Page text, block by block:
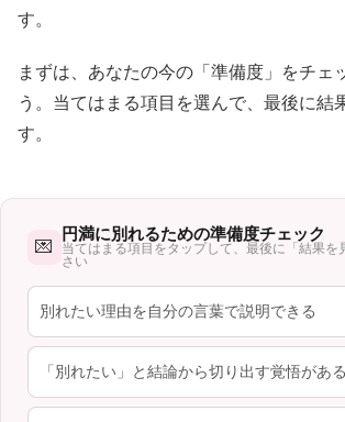
す。
まずは、あなたの今の「準備度」をチェ
う。当てはまる項目を選んで、最後に結
す。
💌
円満に別れるための準備度チェック
当てはまる項目をタップして、最後に「結果を
さい
別れたい理由を自分の言葉で説明できる
「別れたい」と結論から切り出す覚悟がある